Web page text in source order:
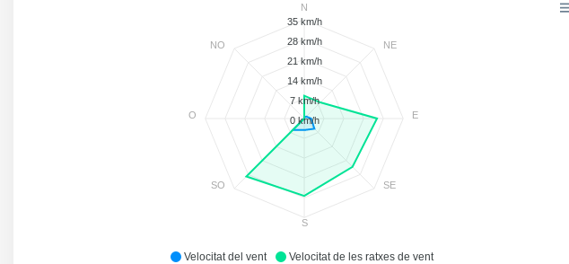
Velocitat del vent Velocitat de les ratxes de vent
N
NE
E
SE
S
SO
O
NO
35 km/h
28 km/h
21 km/h
14 km/h
7 km/h
0 km/h